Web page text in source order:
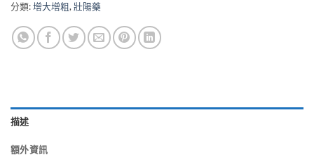
分類:增大增粗,壯陽藥
描述
額外資訊